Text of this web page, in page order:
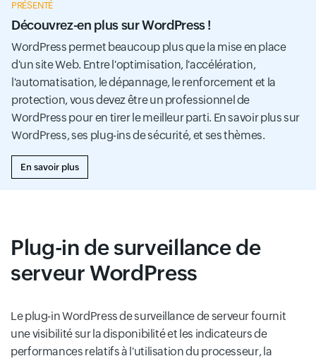
PRÉSENTÉ
Découvrez-en plus sur WordPress !
WordPress permet beaucoup plus que la mise en place
d'un site Web. Entre l'optimisation, l'accélération,
l'automatisation, le dépannage, le renforcement et la
protection, vous devez être un professionnel de
WordPress pour en tirer le meilleur parti. En savoir plus sur
WordPress, ses plug-ins de sécurité, et ses thèmes.
En savoir plus
Plug-in de surveillance de
serveur WordPress
Le plug-in WordPress de surveillance de serveur fournit
une visibilité sur la disponibilité et les indicateurs de
performances relatifs à l'utilisation du processeur, la